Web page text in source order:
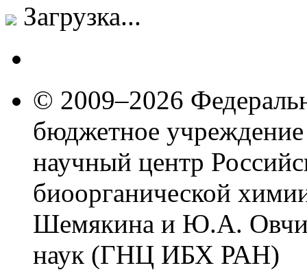
Загрузка...
© 2009–2026
бюджетное
научный центр
биоорганической
Шемякина и Ю.А.
наук (ГНЦ ИБХ РАН)